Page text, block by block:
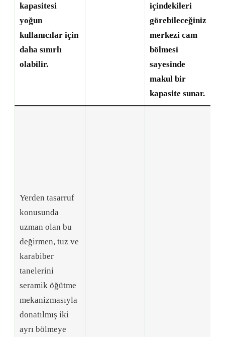
kapasitesi
yoğun
kullanıcılar için
daha sınırlı
olabilir.
içindekileri
görebileceğiniz
merkezi cam
bölmesi
sayesinde
makul bir
kapasite sunar.
Yerden tasarruf
konusunda
uzman olan bu
değirmen, tuz ve
karabiber
tanelerini
seramik öğütme
mekanizmasıyla
donatılmış iki
ayrı bölmeye